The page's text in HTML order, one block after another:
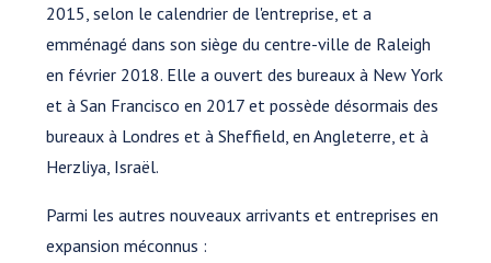
2015, selon le calendrier de l'entreprise, et a
emménagé dans son siège du centre-ville de Raleigh
en février 2018. Elle a ouvert des bureaux à New York
et à San Francisco en 2017 et possède désormais des
bureaux à Londres et à Sheffield, en Angleterre, et à
Herzliya, Israël.
Parmi les autres nouveaux arrivants et entreprises en
expansion méconnus :